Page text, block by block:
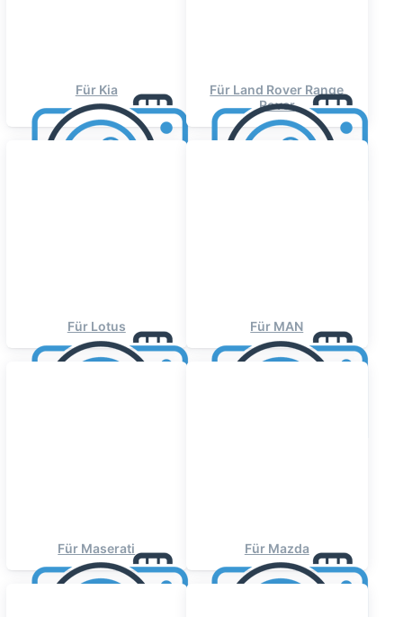
Für Kia
Für Land Rover Range
Rover
Für Lotus Für MAN
Für Maserati Für Mazda